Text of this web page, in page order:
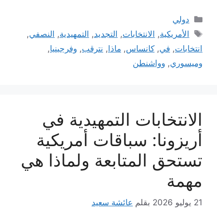
التصنيفات
دولي
الوسوم
الأمريكية, الانتخابات, التجديد, التمهيدية, النصفي,
انتخابات, في, كانساس, ماذا , نترقب, وفرجينيا,
وميسوري, وواشنطن
الانتخابات التمهيدية في
أريزونا: سباقات أمريكية
تستحق المتابعة ولماذا هي
مهمة
21 يوليو 2026 بقلم عائشة سعيد